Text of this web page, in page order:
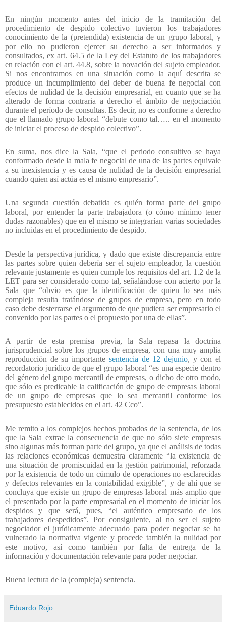
En ningún momento antes del inicio de la tramitación del
procedimiento de despido colectivo tuvieron los trabajadores
conocimiento de la (pretendida) existencia de un grupo laboral, y
por ello no pudieron ejercer su derecho a ser informados y
consultados, ex art. 64.5 de la Ley del Estatuto de los trabajadores
en relación con el art. 44.8, sobre la novación del sujeto empleador.
Si nos encontramos en una situación como la aquí descrita se
produce un incumplimiento del deber de buena fe negocial con
efectos de nulidad de la decisión empresarial, en cuanto que se ha
alterado de forma contraria a derecho el ámbito de negociación
durante el período de consultas. Es decir, no es conforme a derecho
que el llamado grupo laboral “debute como tal….. en el momento
de iniciar el proceso de despido colectivo”.
En suma, nos dice la Sala, “que el periodo consultivo se haya
conformado desde la mala fe negocial de una de las partes equivale
a su inexistencia y es causa de nulidad de la decisión empresarial
cuando quien así actúa es el mismo empresario”.
Una segunda cuestión debatida es quién forma parte del grupo
laboral, por entender la parte trabajadora (o cómo mínimo tener
dudas razonables) que en el mismo se integrarían varias sociedades
no incluidas en el procedimiento de despido.
Desde la perspectiva jurídica, y dado que existe discrepancia entre
las partes sobre quien debería ser el sujeto empleador, la cuestión
relevante justamente es quien cumple los requisitos del art. 1.2 de la
LET para ser considerado como tal, señalándose con acierto por la
Sala que “obvio es que la identificación de quien lo sea más
compleja resulta tratándose de grupos de empresa, pero en todo
caso debe desterrarse el argumento de que pudiera ser empresario el
convenido por las partes o el propuesto por una de ellas”.
A partir de esta premisa previa, la Sala repasa la doctrina
jurisprudencial sobre los grupos de empresa, con una muy amplia
reproducción de su importante sentencia de 12 dejunio, y con el
recordatorio jurídico de que el grupo laboral “es una especie dentro
del género del grupo mercantil de empresas, o dicho de otro modo,
que sólo es predicable la calificación de grupo de empresas laboral
de un grupo de empresas que lo sea mercantil conforme los
presupuesto establecidos en el art. 42 Cco”.
Me remito a los complejos hechos probados de la sentencia, de los
que la Sala extrae la consecuencia de que no sólo siete empresas
sino algunas más forman parte del grupo, ya que el análisis de todas
las relaciones económicas demuestra claramente “la existencia de
una situación de promiscuidad en la gestión patrimonial, reforzada
por la existencia de todo un cúmulo de operaciones no esclarecidas
y defectos relevantes en la contabilidad exigible”, y de ahí que se
concluya que existe un grupo de empresas laboral más amplio que
el presentado por la parte empresarial en el momento de iniciar los
despidos y que será, pues, “el auténtico empresario de los
trabajadores despedidos”. Por consiguiente, al no ser el sujeto
negociador el jurídicamente adecuado para poder negociar se ha
vulnerado la normativa vigente y procede también la nulidad por
este motivo, así como también por falta de entrega de la
información y documentación relevante para poder negociar.
Buena lectura de la (compleja) sentencia.
Eduardo Rojo